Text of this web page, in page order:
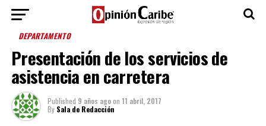
DEPARTAMENTO
Presentación de los servicios de
asistencia en carretera
Published 9 años agoon 11 abril, 2017
By Sala de Redacción